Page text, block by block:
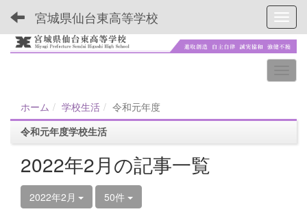
宮城県仙台東高等学校
ホーム 学校生活
令和元年度
令和元年度学校生活
2022年2月の記事一覧
2022年2月 50件